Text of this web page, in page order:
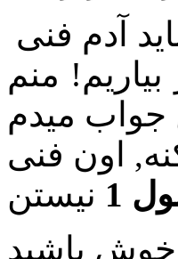
منم
اون فنی
1
خوش باشید